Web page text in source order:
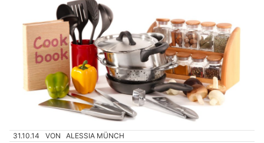
31.10.14 VON ALESSIA MÜNCH